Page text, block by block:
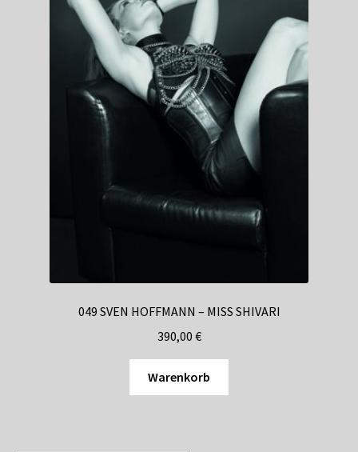
049 SVEN HOFFMANN – MISS SHIVARI
390,00 €
Warenkorb